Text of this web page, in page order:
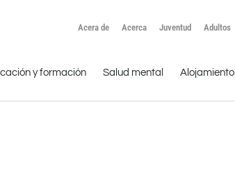
Acera de Acerca Juventud Adultos
y formación Salud mental Alojamiento